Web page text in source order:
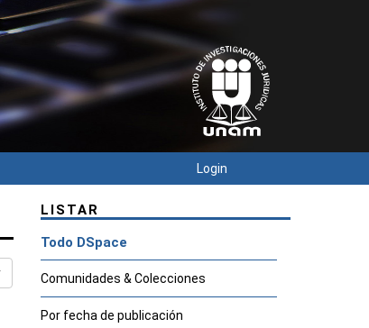
Login
LISTAR
Todo DSpace
Comunidades & Colecciones
Por fecha de publicación